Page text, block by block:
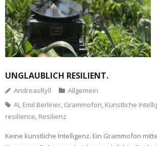
UNGLAUBLICH RESILIENT.
AndreasRyll
Allgemein
AI, Emil Berliner, Grammofon, Künstliche
resilience, Resilienz
Keine künstliche Intelligenz. Ein Grammofon